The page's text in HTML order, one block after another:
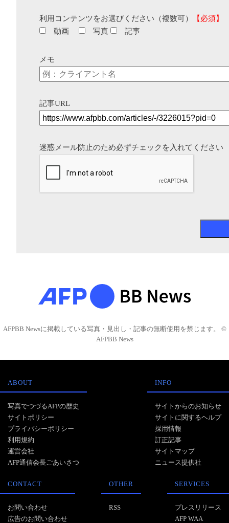
利用コンテンツをお選びください（複数可）
【必須】
動画
写真 記事
メモ
記事URL
迷惑メール防止のため必ずチェックを入れてください
AFPBB Newsに掲載している写真・見出し・記事の無断使用を禁じます。 ©
AFPBB News
ABOUT
写真でつづるAFPの歴史
サイトポリシー
プライバシーポリシー
利用規約
運営会社
AFP通信会長ごあいさつ
INFO
サイトからのお知らせ
サイトに関するヘルプ
採用情報
訂正記事
サイトマップ
ニュース提供社
CONTACT
お問い合わせ
広告のお問い合わせ
OTHER
RSS
SERVICES
プレスリリース
AFP WAA